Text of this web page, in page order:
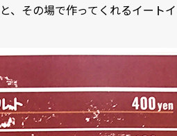
と、その場で作ってくれるイートイ